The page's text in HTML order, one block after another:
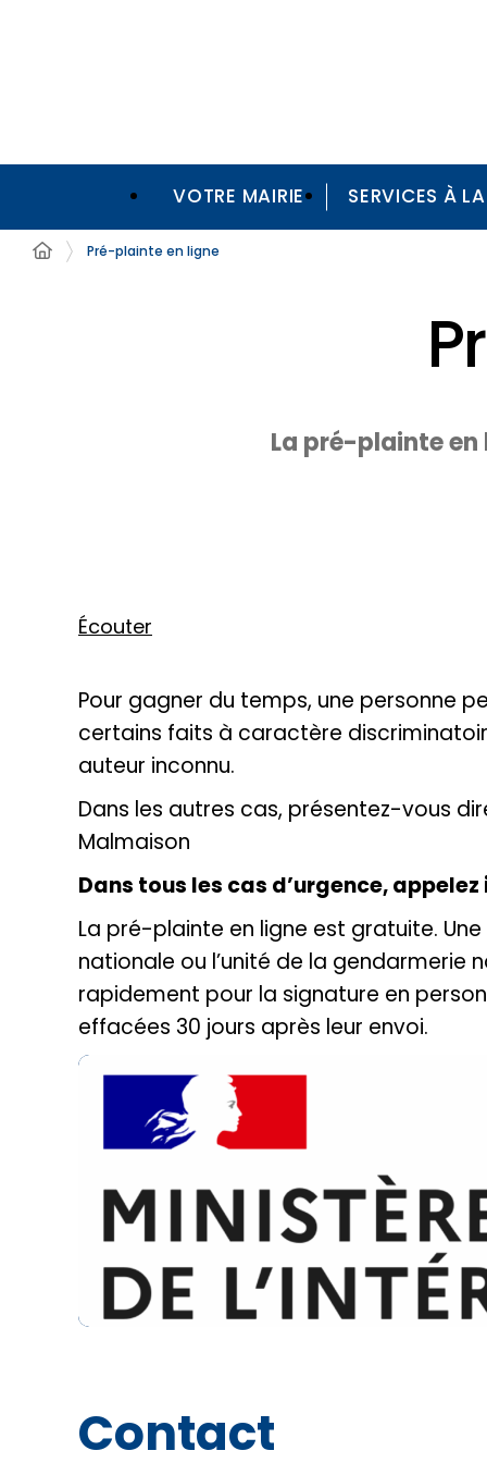
VOTRE MAIRIE SERVICES À
Pré-plainte en ligne
La pré-plainte en
Écouter
Pour gagner du temps, une personne
certains faits à caractère
auteur inconnu.
Dans les autres cas, présentez-vous
Malmaison
Dans tous les cas d’urgence,
La pré-plainte en ligne est gratuite.
nationale ou l’unité de la gendarmerie
rapidement pour la signature en
effacées 30 jours après leur envoi.
Contact